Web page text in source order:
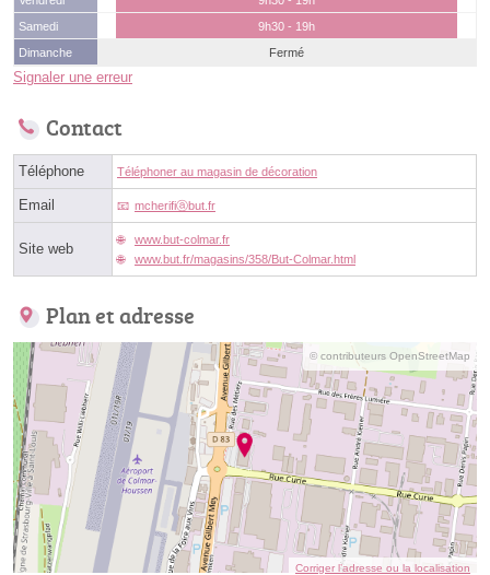
Samedi
9h30 - 19h
Dimanche
Fermé
Signaler une erreur
Contact
Téléphone Téléphoner au magasin de décoration
Email mcherifiⓐbut.fr
Site web
www.but-colmar.fr
www.but.fr/magasins/358/But-Colmar.html
Plan et adresse
© contributeurs OpenStreetMap
Corriger l’adresse ou la localisation